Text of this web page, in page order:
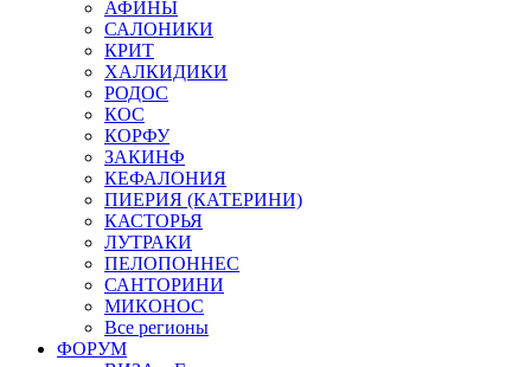
АФИНЫ
САЛОНИКИ
КРИТ
ХАЛКИДИКИ
РОДОС
КОС
КОРФУ
ЗАКИНФ
КЕФАЛОНИЯ
ПИЕРИЯ (КАТЕРИНИ)
КАСТОРЬЯ
ЛУТРАКИ
ПЕЛОПОННЕС
САНТОРИНИ
МИКОНОС
Все регионы
ФОРУМ